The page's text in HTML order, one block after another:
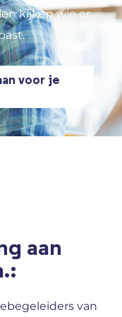
kijken wie er
voor je
aan
van